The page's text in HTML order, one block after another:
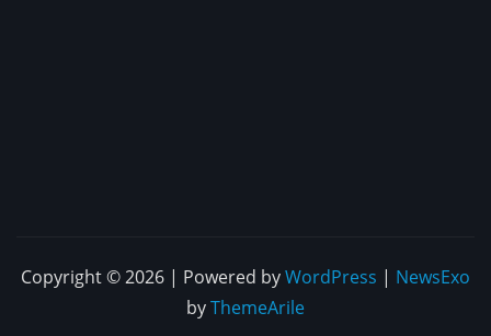
Copyright © 2026 | Powered byWordPress | NewsExo
byThemeArile